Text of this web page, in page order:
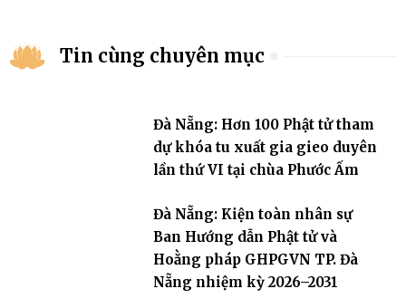
Tin cùng chuyên mục
Đà Nẵng: Hơn 100 Phật tử tham
dự khóa tu xuất gia gieo duyên
lần thứ VI tại chùa Phước Ấm
Đà Nẵng: Kiện toàn nhân sự
Ban Hướng dẫn Phật tử và
Hoằng pháp GHPGVN TP. Đà
Nẵng nhiệm kỳ 2026–2031